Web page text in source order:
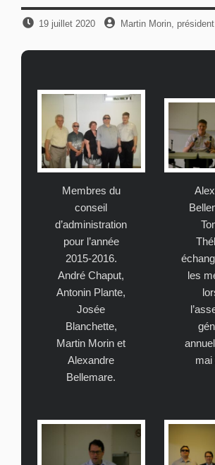
Publié
19 juillet 2020 par
Martin Morin, président
Membres du
conseil
d’administration
pour l’année
2015-2016.
André Chaput,
Antonin Plante,
Josée
Blanchette,
Martin Morin et
Alexandre
Bellemare.
les
mai